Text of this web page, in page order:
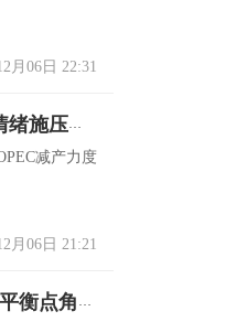
月06日 22:31
INE原油夜盘跳空低开近4%，只因市场悲观情绪施压油价
减产力度
月06日 21:21
OPEC会前人心浮动，原油多空双方围绕一大平衡点角力